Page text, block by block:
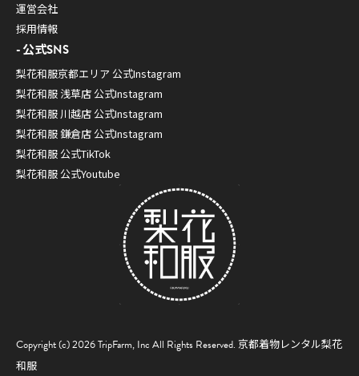
Copyright (c) 2026 TripFarm, Inc All Rights Reserved. 京都着物レンタル梨花
和服
運営会社
採用情報
公式SNS
梨花和服京都エリア 公式Instagram
梨花和服 浅草店 公式Instagram
梨花和服 川越店 公式Instagram
梨花和服 鎌倉店 公式Instagram
梨花和服 公式TikTok
梨花和服 公式Youtube